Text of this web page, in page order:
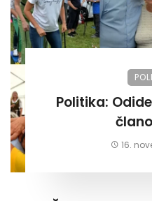
Politika: Odide jih 30 pride 600
16.